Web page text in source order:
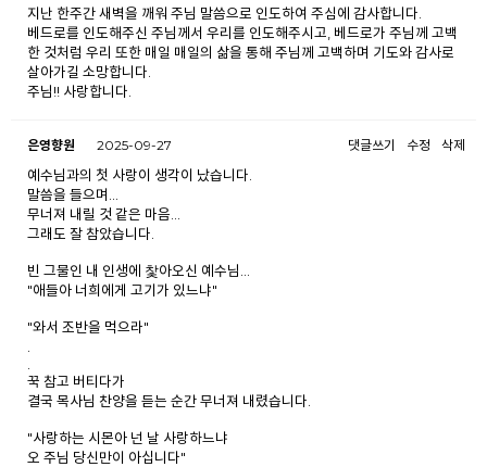
지난 한주간 새벽을 깨워 주님 말씀으로 인도하여 주심에 감사합니다.
베드로를 인도해주신 주님께서 우리를 인도해주시고, 베드로가 주님께 고백
한 것처럼 우리 또한 매일 매일의 삶을 통해 주님께 고백하며 기도와 감사로
살아가길 소망합니다.
주님!! 사랑합니다.
은영향원 2025-09-27 댓글쓰기 수정 삭제
예수님과의 첫 사랑이 생각이 났습니다.
말씀을 들으며...
무너져 내릴 것 같은 마음...
그래도 잘 참았습니다.
빈 그물인 내 인생에 찿아오신 예수님...
"애들아 너희에게 고기가 있느냐"
"와서 조반을 먹으라"
꾹 참고 버티다가
결국 목사님 찬양을 듣는 순간 무너져 내렸습니다.
"사랑하는 시몬아 넌 날 사랑하느냐
오 주님 당신만이 아십니다"